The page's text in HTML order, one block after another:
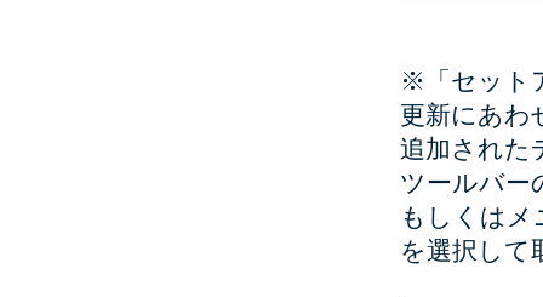
※「セット
更新にあわ
追加された
ツールバー
もしくはメ
を選択して